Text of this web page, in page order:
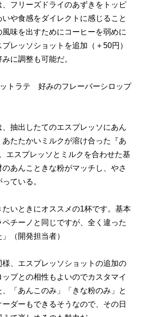
フリーズドライのあずきをトッピ
や食感をダイレクトに感じること
味を出すためにコーヒーを弱めに
レッソショットを追加（＋50円）
に調整も可能だ。
トラテ 好みのフレーバーシロップ
抽出したてのエスプレッソにあん
たたかいミルクが溶け合った『あ
エスプレッソとミルクを合わせた基
あんこときな粉がマッチし、やさ
ている。
たいときにオススメの1杯です。基本
チーノと同じですが、全く違った
（開発担当者）
、エスプレッソショットの追加の
プとの相性もよいのでカスタマイ
「あんこのみ」「きな粉のみ」と
ダーもできるそうなので、その日